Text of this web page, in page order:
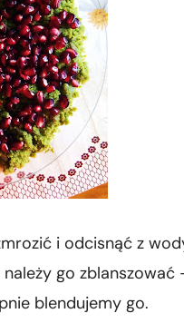
i odcisnąć z
go
blendujemy go.